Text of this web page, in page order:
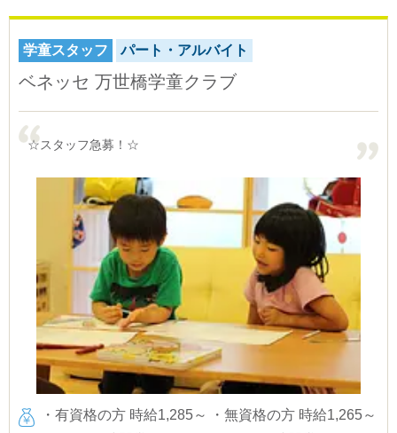
学童スタッフ パート・アルバイト
ベネッセ 万世橋学童クラブ
☆スタッフ急募！☆
・有資格の方 時給1,285～
・無資格の方 時給1,265～